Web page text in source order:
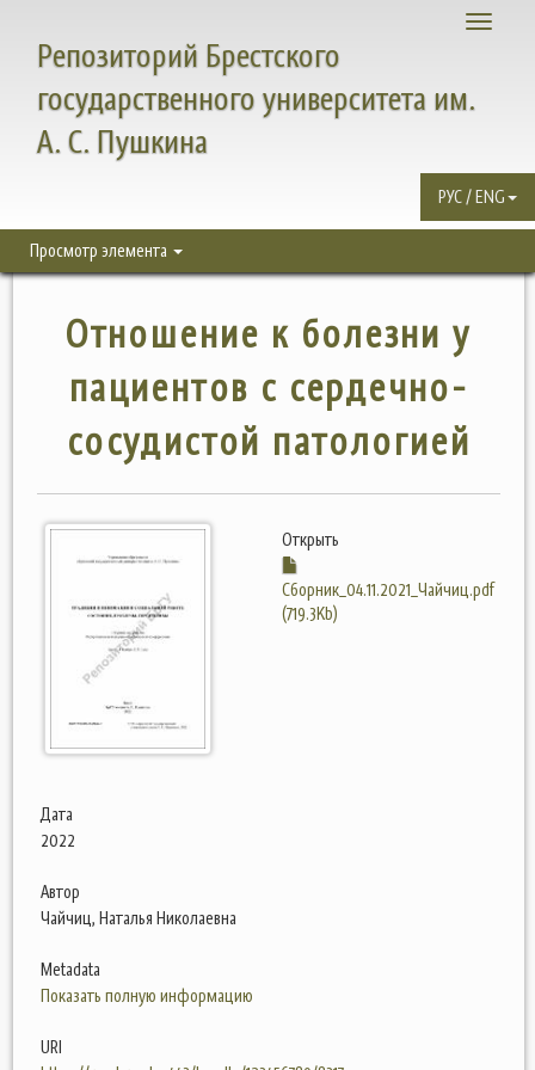
Toggle
Репозиторий Брестского
государственного университета им.
А. С. Пушкина
РУС / ENG
Просмотр элемента
Отношение к болезни у
пациентов с сердечно-
сосудистой патологией
Открыть
Сборник_04.11.2021_Чайчиц.pdf
(719.3Kb)
Дата
2022
Автор
Чайчиц, Наталья Николаевна
Metadata
Показать полную информацию
URI